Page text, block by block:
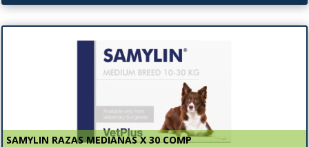
SAMYLIN RAZAS MEDIANAS X 30 COMP